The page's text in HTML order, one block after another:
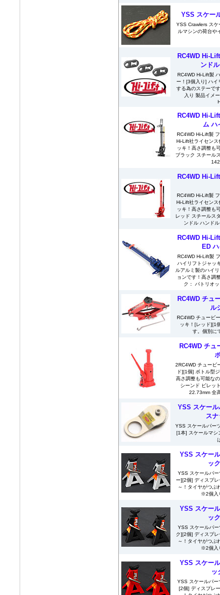
YSS スケー
YSS Crawlers ス
ルマシンの荷台や
RC4WD Hi-
ンド
RC4WD Hi-Lift製
ー！[3個入り] ハイ
する為のステーで
入り 製品イメ
RC4WD Hi-
ム ハ
RC4WD Hi-Lift製
Hi-Lift社ライセン
ッキ！高さ調整も
ブラック スチール
RC4WD Hi-
RC4WD Hi-Lift製
Hi-Lift社ライセン
ッキ！高さ調整も
レッド スチールス
ンドル ハンド
RC4WD Hi-
ED
RC4WD Hi-Lift製
ハイリフトジャッ
ルアルミ製のハイ
ョンです！高さ調
ク： パトリオ
RC4WD チュ
ル
RC4WD チュービ
ッキ！[レッド][1
す。個別に
RC4WD チ
2RC4WD チュービ
ド][1個] ボトル型
高さ調整も可能な
シーンド ビレッ
22.73mm 全
YSS スケー
ス
YSS スケールパー
[1本] スケールマシ
YSS スケー
ッ
YSS スケールパ
ー][2個] ディスプ
～！タイヤがつぶ
※2個入
YSS スケー
ッ
YSS スケールパ
ク][2個] ディスプ
～！タイヤがつぶ
※2個入
YSS スケー
ッ
YSS スケールパー
[2個] ディスプレ